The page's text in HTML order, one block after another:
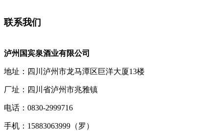
联系我们
泸州国宾泉酒业有限公司
地址：四川泸州市龙马潭区巨洋大厦13楼
厂址：四川省泸州市兆雅镇
电话：0830-2999716
手机：15883063999（罗）